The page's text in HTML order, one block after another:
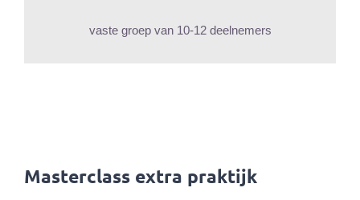
vaste groep van 10-12 deelnemers
Masterclass extra praktijk